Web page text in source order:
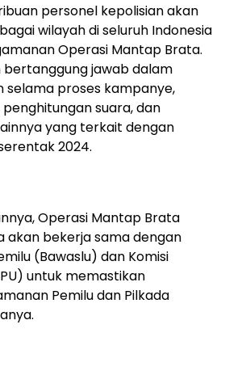
personel kepolisian akan
wilayah di seluruh Indonesia
Operasi Mantap Brata.
bertanggung jawab dalam
selama proses kampanye,
suara, dan
yang terkait dengan
2024.
Operasi Mantap Brata
akan bekerja sama dengan
(Bawaslu) dan Komisi
untuk memastikan
Pemilu dan Pilkada